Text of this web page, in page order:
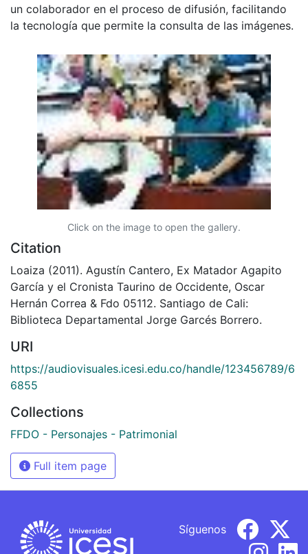
un colaborador en el proceso de difusión, facilitando
la tecnología que permite la consulta de las imágenes.
Click on the image to open the gallery.
Citation
Loaiza (2011). Agustín Cantero, Ex Matador Agapito
García y el Cronista Taurino de Occidente, Oscar
Hernán Correa & Fdo 05112. Santiago de Cali:
Biblioteca Departamental Jorge Garcés Borrero.
URI
https://audiovisuales.icesi.edu.co/handle/123456789/6
6855
Collections
FFDO - Personajes - Patrimonial
Full item page
Síguenos